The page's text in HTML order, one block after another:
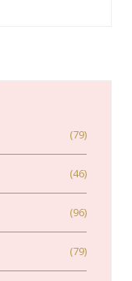
(79)
(46)
(96)
(79)